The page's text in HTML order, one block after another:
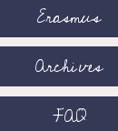
Erasmus
Archives
FAQ